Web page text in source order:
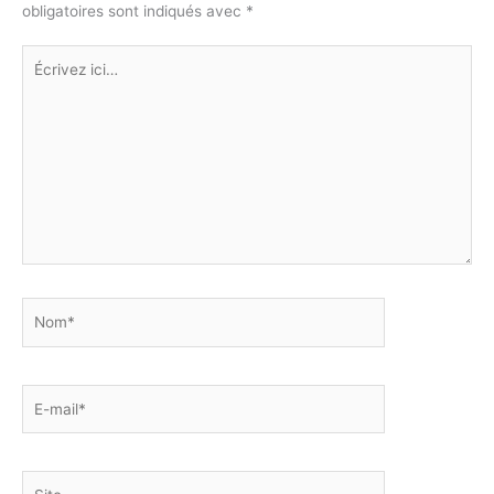
k
obligatoires sont indiqués avec *
Écrivez
ici…
mail*